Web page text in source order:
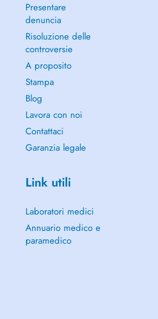
Presentare
denuncia
Risoluzione delle
controversie
A proposito
Stampa
Blog
Lavora con noi
Contattaci
Garanzia legale
Link utili
Laboratori medici
Annuario medico e
paramedico